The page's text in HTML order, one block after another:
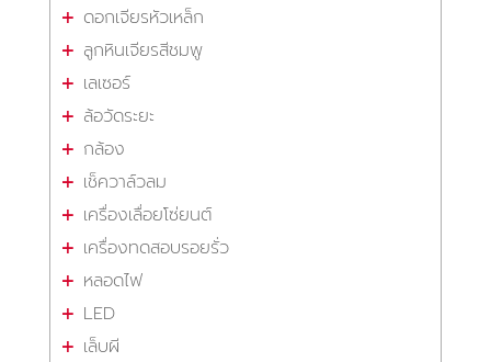
ดอกเจียรหัวเหล็ก
ลูกหินเจียรสีชมพู
เลเซอร์
ล้อวัดระยะ
กล้อง
เช็ควาล์วลม
เครื่องเลื่อยโซ่ยนต์
เครื่องทดสอบรอยรั่ว
หลอดไฟ
LED
เล็บผี